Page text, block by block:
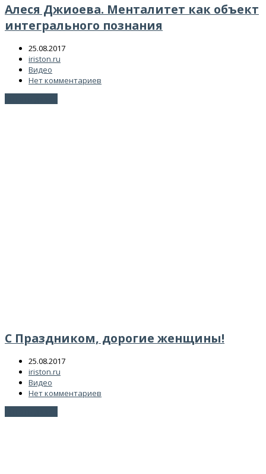
Алеся Джиоева. Менталитет как объект
интегрального познания
25.08.2017
iriston.ru
Видео
Нет комментариев
С Праздником, дорогие женщины!
25.08.2017
iriston.ru
Видео
Нет комментариев